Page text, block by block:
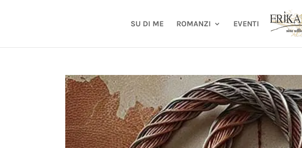
SU DI ME ROMANZI EVENTI